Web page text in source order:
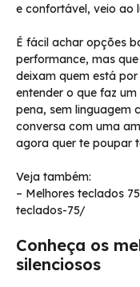
e confortável, veio ao
É fácil achar opções
performance, mas
deixam quem está
entender o que faz
pena, sem linguagem
conversa com uma
agora quer te poupar
Veja também:
– Melhores teclados
teclados-75/
Conheça os
silenciosos